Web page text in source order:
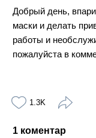
Добрый день,
маски и делать
работы и
пожалуйста в
1.3K
1 коментар